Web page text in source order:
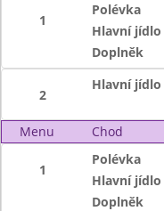
1
Polévka
Hlavní jídlo
Doplněk
2
Hlavní jídlo
Menu Chod
1
Polévka
Hlavní jídlo
Doplněk